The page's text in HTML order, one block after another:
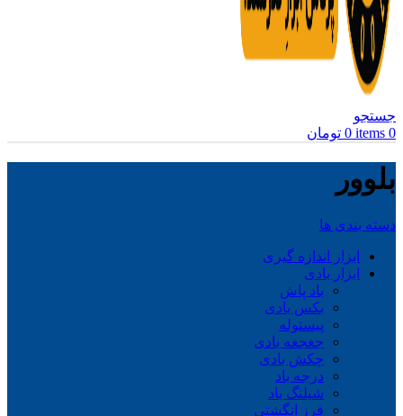
جستجو
0
items
0 تومان
بلوور
دسته بندی ها
ابزار اندازه گیری
ابزار بادی
باد پاش
بکس بادی
پیستوله
جغجغه بادی
چکش بادی
درجه باد
شیلنگ باد
فرز انگشتی